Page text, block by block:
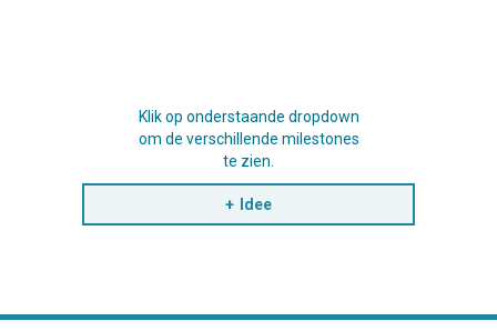
Klik op onderstaande dropdown
om de verschillende milestones
te zien.
Idee